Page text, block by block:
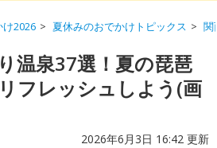
2026 夏休みのおでかけトピックス 関
温泉37選！夏の琵琶
フレッシュしよう(画
2026年6月3日 16:42 更新